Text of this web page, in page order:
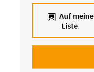
Auf meine
Liste